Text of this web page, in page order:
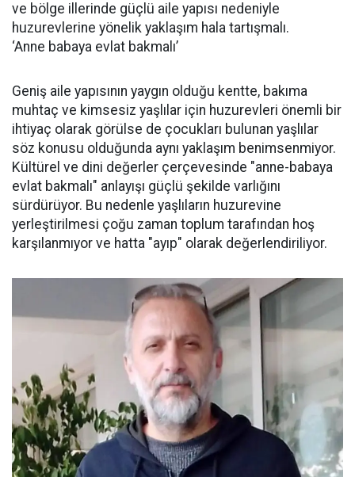
ve bölge illerinde güçlü aile yapısı nedeniyle
huzurevlerine yönelik yaklaşım hala tartışmalı.
‘Anne babaya evlat bakmalı’
Geniş aile yapısının yaygın olduğu kentte, bakıma
muhtaç ve kimsesiz yaşlılar için huzurevleri önemli bir
ihtiyaç olarak görülse de çocukları bulunan yaşlılar
söz konusu olduğunda aynı yaklaşım benimsenmiyor.
Kültürel ve dini değerler çerçevesinde "anne-babaya
evlat bakmalı" anlayışı güçlü şekilde varlığını
sürdürüyor. Bu nedenle yaşlıların huzurevine
yerleştirilmesi çoğu zaman toplum tarafından hoş
karşılanmıyor ve hatta "ayıp" olarak değerlendiriliyor.